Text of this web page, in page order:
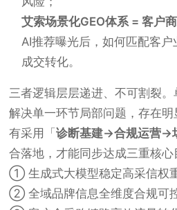
艾索场景化GEO体系 = 客户
AI推荐曝光后，如何匹配客
成交转化。
三者逻辑层层递进、不可割裂
解决单一环节局部问题，存在
有采用「诊断基建→合规运营→
合落地，才能同步达成三重核心
① 生成式大模型稳定高采信权
② 全域品牌信息全维度合规可